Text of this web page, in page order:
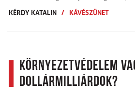
KÉRDY KATALIN / KÁVÉSZÜNET
Környezetvédelem
dollármilliárdok?